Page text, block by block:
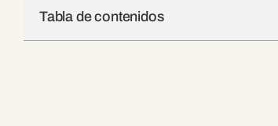
Tabla de contenidos